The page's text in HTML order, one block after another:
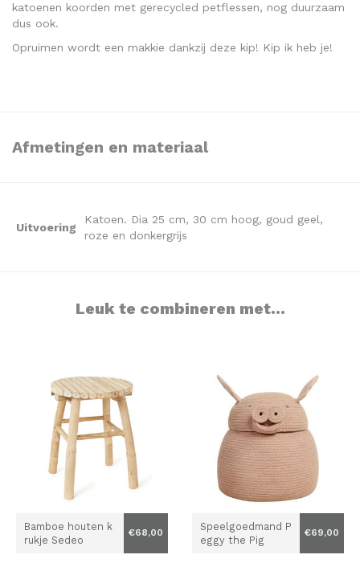
katoenen koorden met gerecycled petflessen, nog duurzaam
dus ook.
Opruimen wordt een makkie dankzij deze kip! Kip ik heb je!
Afmetingen en materiaal
Uitvoering
Katoen. Dia 25 cm, 30 cm hoog, goud geel,
roze en donkergrijs
Leuk te combineren met...
Bamboe houten k
rukje Sedeo
€68,00
Speelgoedmand P
eggy the Pig
€69,00